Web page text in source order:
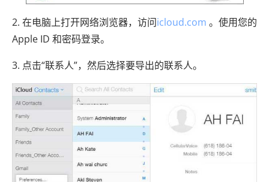
2. 在电脑上打开网络浏览器，访问icloud.com 。使用您的
Apple ID 和密码登录。
3. 点击“联系人”，然后选择要导出的联系人。